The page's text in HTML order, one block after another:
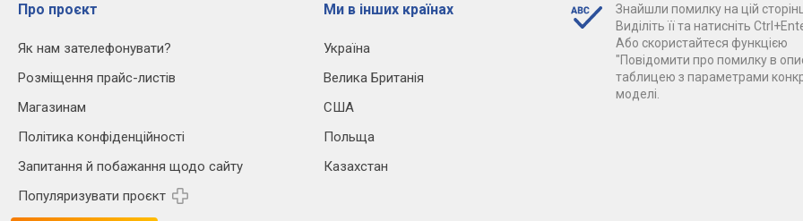
Про проєкт
Як нам зателефонувати?
Розміщення прайс-листів
Магазинам
Політика конфіденційності
Запитання й побажання щодо сайту
Популяризувати проєкт
Ми в інших країнах
Україна
Велика Британія
США
Польща
Казахстан
Знайшли помилку на цій
Виділіть її та натисніть
Або скористайтеся функцією
"Повідомити про помилку в
таблицею з параметрами
моделі.